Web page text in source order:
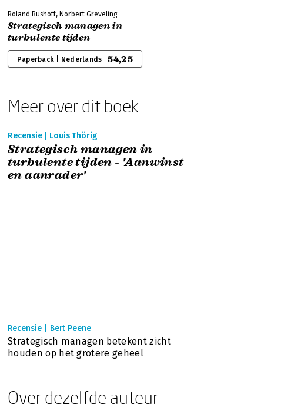
Roland Bushoff, Norbert Greveling
Strategisch managen in
turbulente tijden
Paperback | Nederlands 54,25
Meer over dit boek
Recensie | Louis Thörig
Strategisch managen in
turbulente tijden - 'Aanwinst
en aanrader'
Recensie | Bert Peene
Strategisch managen betekent zicht
houden op het grotere geheel
Over dezelfde auteur